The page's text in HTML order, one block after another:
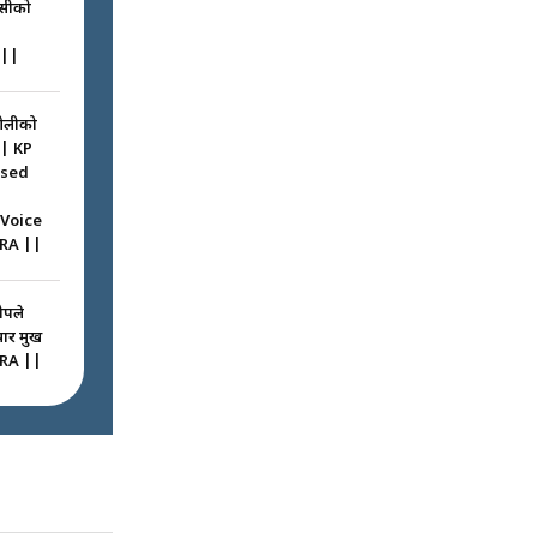
KP
||
प्रमुख
||